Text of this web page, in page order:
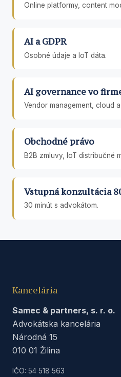
Online platformy, content
AI a GDPR
Osobné údaje a IoT dáta.
AI governance vo
Vendor management, cloud
Obchodné právo
B2B zmluvy, IoT distribučné
Vstupná konzultácia
30 minút s advokátom.
Kancelária
Samec & partners, s. r. o.
Advokátska kancelária
Národná 15
010 01 Žilina
IČO: 54 518 563